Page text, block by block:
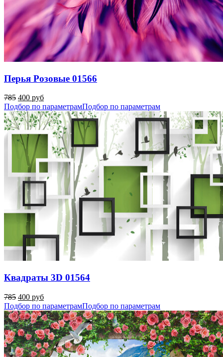
Перья Розовые 01566
785 400 руб
Подбор по параметрамПодбор по параметрам
Квадраты 3D 01564
785 400 руб
Подбор по параметрамПодбор по параметрам